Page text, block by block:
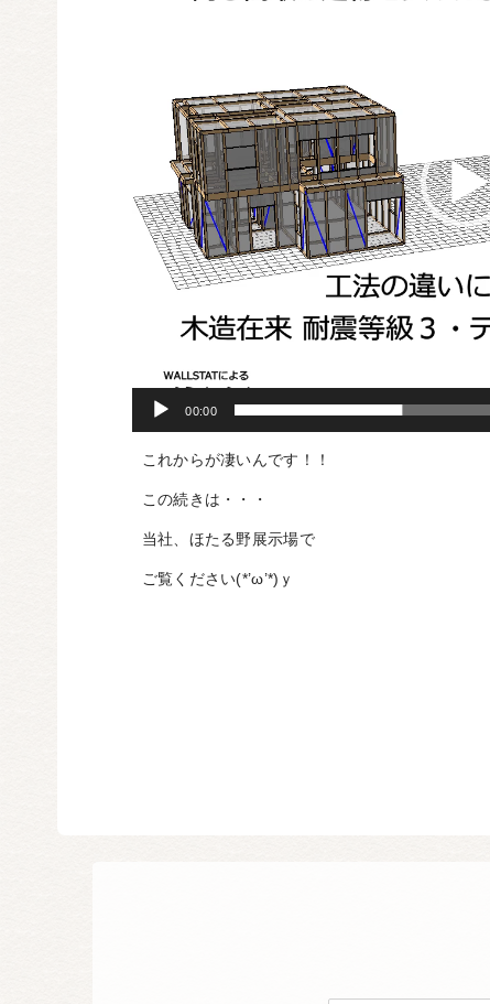
00:00
これからが凄いんです！！
この続きは・・・
当社、ほたる野展示場で
ご覧ください(*’ω’*)ｙ